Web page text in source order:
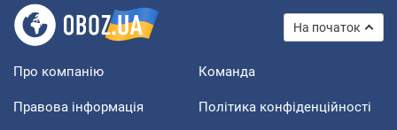
На початок
Про компанію Команда
Правова інформація Політика конфіденційності